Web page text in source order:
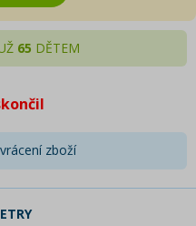
65 DĚTEM
zboží